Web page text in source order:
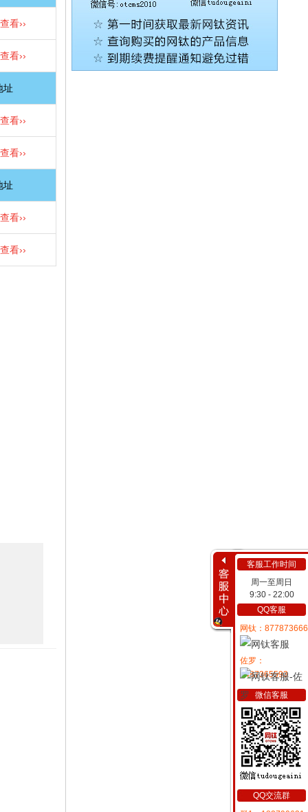
看››
看››
址
看››
看››
址
看››
看››
客服工作时间
周一至周日
9:30 - 22:00
QQ客服
网钛：877873666
佐罗：
2487365593
微信客服
QQ交流群